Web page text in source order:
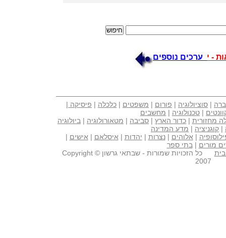
- י ערכים נוספים
| סוציולוגיה | פורום | משפטים | כלכלה | פיסיקה |
| טכנולוגיה | מחשבים
מחזורית | כדור הארץ | סביבה | מטאורולוגיה | ביולוגיה
| קוגניציה | מדע המדינה
| אלוהים |נצרות | יהדות | איסלאם | אישים |
מורים | בתי ספר
כל הזכויות שמורות - שבתאי גרשון Copyright ©
2007